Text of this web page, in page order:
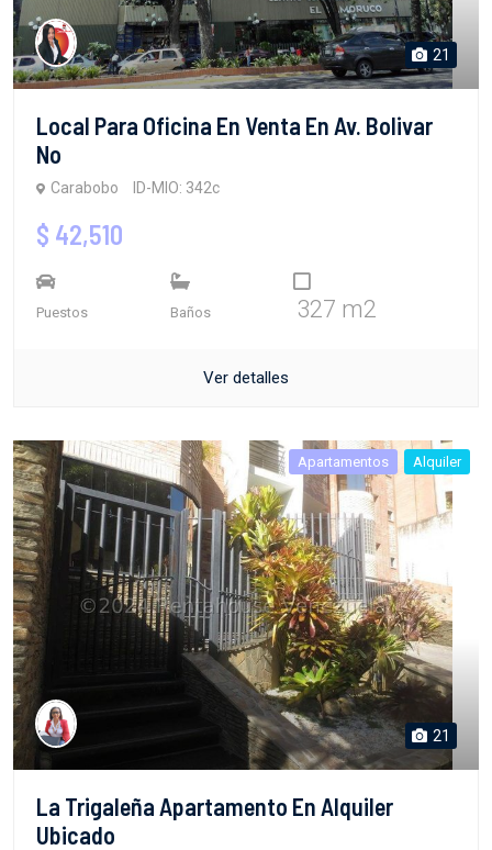
21
Local Para Oficina En Venta En Av. Bolivar
No
Carabobo ID-MIO: 342c
$ 42,510
Puestos Baños 327 m2
Ver detalles
Apartamentos Alquiler
21
La Trigaleña Apartamento En Alquiler
Ubicado